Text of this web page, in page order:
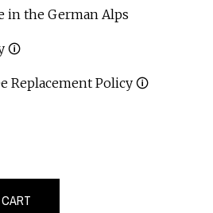
the German Alps
🛈
Replacement Policy 🛈